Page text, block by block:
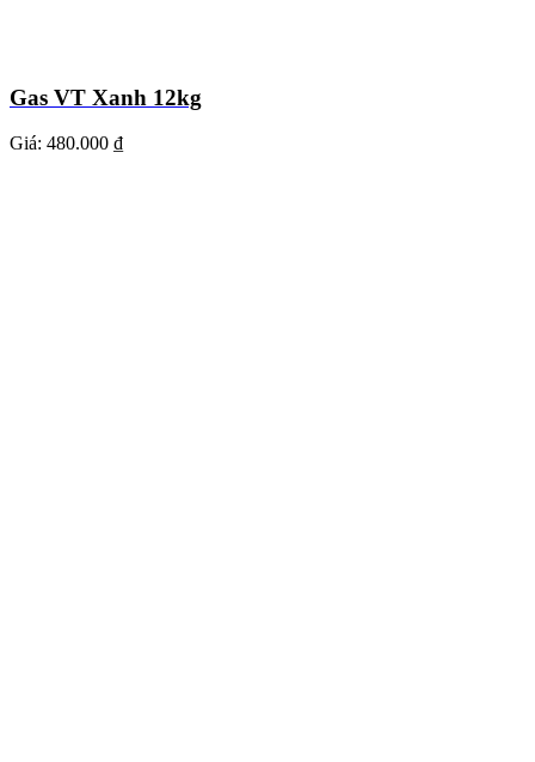
Gas VT Xanh 12kg
Giá: 480.000 ₫